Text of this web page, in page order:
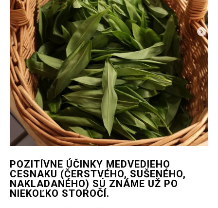
POZITÍVNE ÚČINKY MEDVEDIEHO
CESNAKU (ČERSTVÉHO, SUŠENÉHO,
NAKLADANÉHO) SÚ ZNÁME UŽ PO
NIEKOĽKO STOROČÍ.